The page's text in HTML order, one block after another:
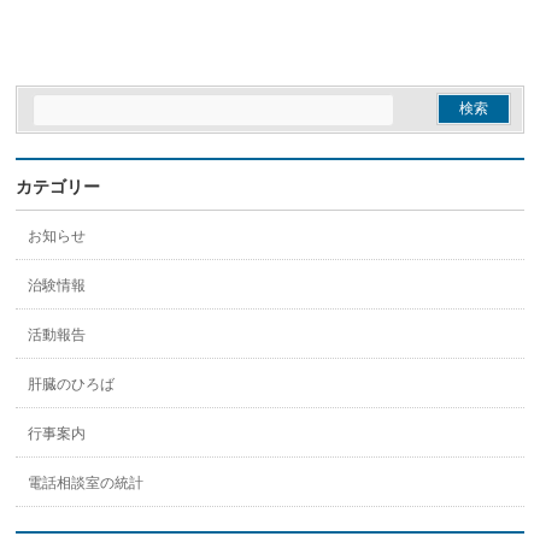
カテゴリー
お知らせ
治験情報
活動報告
肝臓のひろば
行事案内
電話相談室の統計